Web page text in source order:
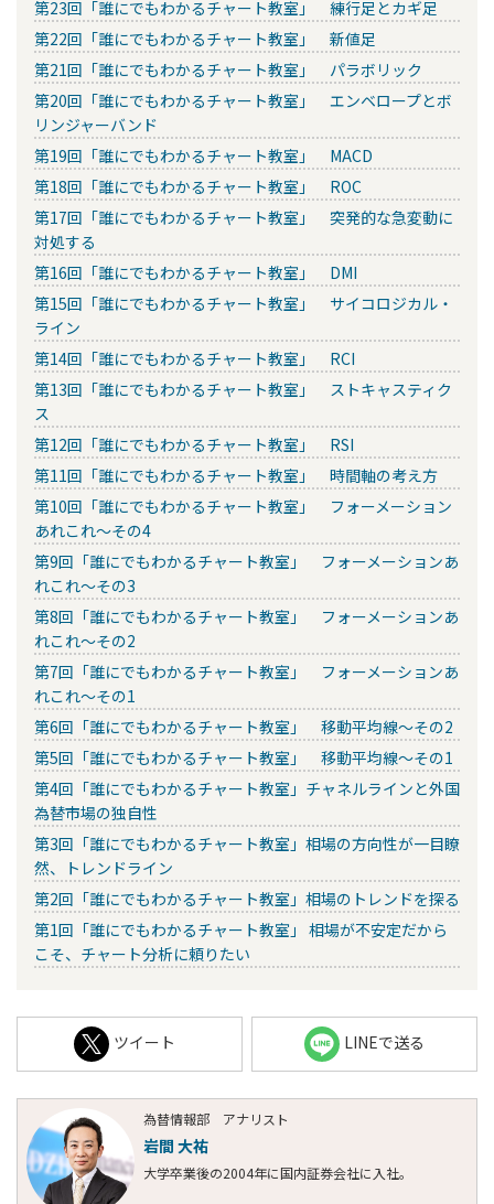
第23回「誰にでもわかるチャート教室」 練行足とカギ足
第22回「誰にでもわかるチャート教室」 新値足
第21回「誰にでもわかるチャート教室」 パラボリック
第20回「誰にでもわかるチャート教室」 エンベロープとボ
リンジャーバンド
第19回「誰にでもわかるチャート教室」 MACD
第18回「誰にでもわかるチャート教室」 ROC
第17回「誰にでもわかるチャート教室」 突発的な急変動に
対処する
第16回「誰にでもわかるチャート教室」 DMI
第15回「誰にでもわかるチャート教室」 サイコロジカル・
ライン
第14回「誰にでもわかるチャート教室」 RCI
第13回「誰にでもわかるチャート教室」 ストキャスティク
ス
第12回「誰にでもわかるチャート教室」 RSI
第11回「誰にでもわかるチャート教室」 時間軸の考え方
第10回「誰にでもわかるチャート教室」 フォーメーション
あれこれ～その4
第9回「誰にでもわかるチャート教室」 フォーメーションあ
れこれ～その3
第8回「誰にでもわかるチャート教室」 フォーメーションあ
れこれ～その2
第7回「誰にでもわかるチャート教室」 フォーメーションあ
れこれ～その1
第6回「誰にでもわかるチャート教室」 移動平均線～その2
第5回「誰にでもわかるチャート教室」 移動平均線～その1
第4回「誰にでもわかるチャート教室」チャネルラインと外国
為替市場の独自性
第3回「誰にでもわかるチャート教室」相場の方向性が一目瞭
然、トレンドライン
第2回「誰にでもわかるチャート教室」相場のトレンドを探る
第1回「誰にでもわかるチャート教室」 相場が不安定だから
こそ、チャート分析に頼りたい
ツイート LINEで送る
為替情報部 アナリスト
岩間 大祐
大学卒業後の2004年に国内証券会社に入社。